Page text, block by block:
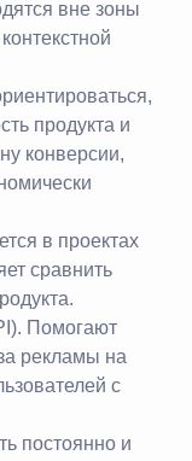
вне зоны
продукта и
конверсии,
в проектах
сравнить
Помогают
рекламы на
с
постоянно и